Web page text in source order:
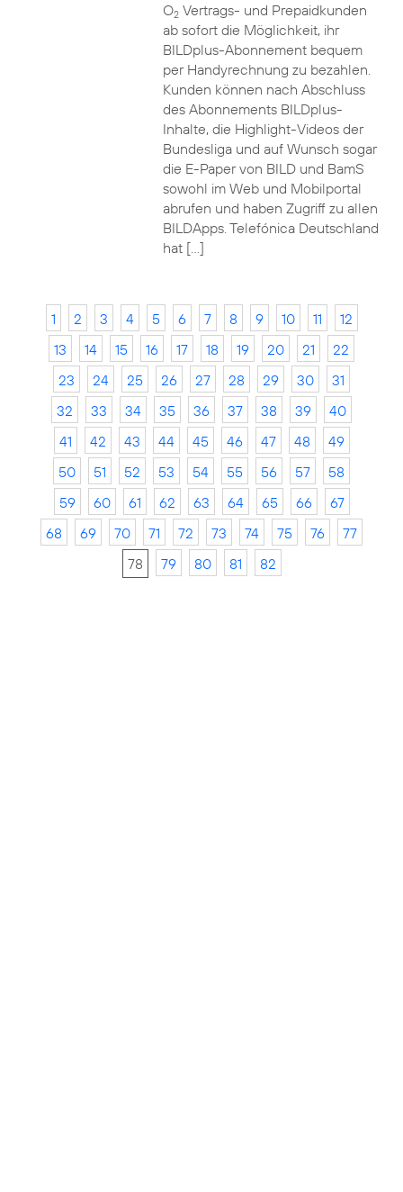
O2Vertrags- und Prepaidkunden
ab sofort die Möglichkeit, ihr
BILDplus-Abonnement bequem
per Handyrechnung zu bezahlen.
Kunden können nach Abschluss
des Abonnements BILDplus-
Inhalte, die Highlight-Videos der
Bundesliga und auf Wunsch sogar
die E-Paper von BILD und BamS
sowohl im Web und Mobilportal
abrufen und haben Zugriff zu allen
BILDApps. Telefónica Deutschland
hat […]
1 2 3 4 5 6 7 8 9 10 11
12
13
14 15 16 17 18 19 20 21
22
23
24 25 26 27 28 29 30
31
32
33 34 35 36 37 38 39
40
41
42 43 44 45 46 47 48
49
50
51 52 53 54 55 56 57
58
59
60 61 62 63 64 65 66
67
68
69 70 71 72 73 74 75 76
77
78
79 80 81 82